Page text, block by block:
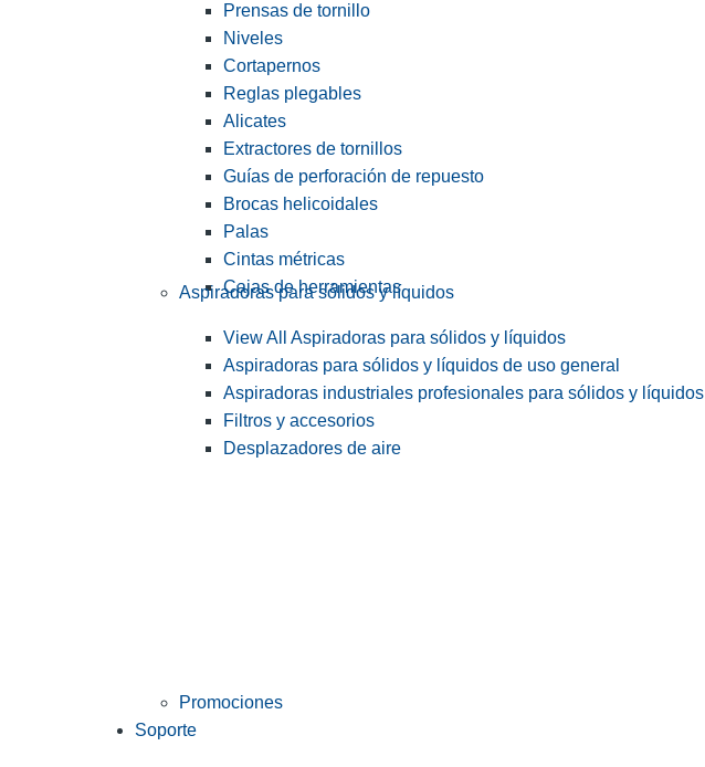
Prensas de tornillo
Niveles
Cortapernos
Reglas plegables
Alicates
Extractores de tornillos
Guías de perforación de repuesto
Brocas helicoidales
Palas
Cintas métricas
Cajas de herramientas
Aspiradoras para sólidos y líquidos
View All Aspiradoras para sólidos y líquidos
Aspiradoras para sólidos y líquidos de uso general
Aspiradoras industriales profesionales para sólidos y líquidos
Filtros y accesorios
Desplazadores de aire
Promociones
Soporte